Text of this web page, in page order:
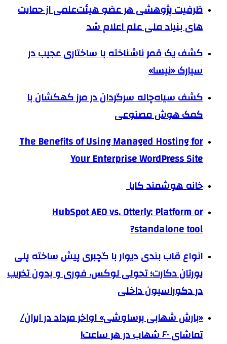
ظرفیت پژوهشی هر عضو هیئت‌علمی از حمایت
های بنیاد ملی علم اعلام شد
کشف یک قمر ناشناخته با ساختاری عجیب در
سیارک «نیسا»
کشف سیاه‌چاله سرگردان در مرز کهکشان با
کمک هوش مصنوعی
The Benefits of Using Managed Hosting for
Your Enterprise WordPress Site
خانه هوشمند کایا
HubSpot AEO vs. Otterly: Platform or
standalone tool?
انواع قاب بندی دیوار با گچبری پیش ساخته پلی
یورتان دکارت؛ تحولی لوکس، فوری و بدون تخریب
در دکوراسیون داخلی
«بارش شهابی برساوشی» اواخر مرداد در ایران/
تماشای ۶۰ شهاب در هر ساعت!